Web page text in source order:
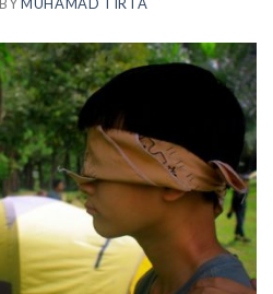
BYMUHAMAD TIRTA